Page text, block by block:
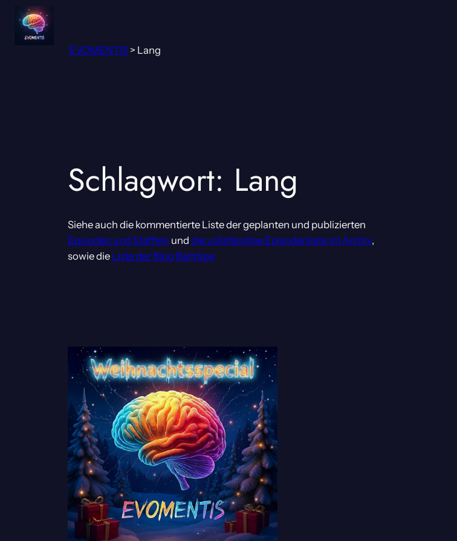
Zum
Inhalt
springen
EVOMENTIS > Lang
Schlagwort: Lang
Siehe auch die kommentierte Liste der geplanten und publizierten
Episoden und Staffeln und die vollständige Episodenliste im Archiv,
sowie die Liste der Blog Beiträge